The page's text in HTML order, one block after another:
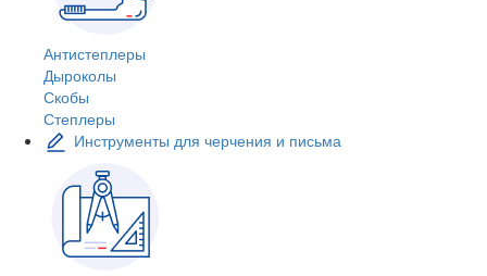
Антистеплеры
Дыроколы
Скобы
Степлеры
Инструменты для черчения и письма